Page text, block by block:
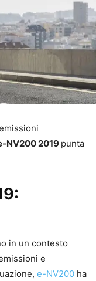
NV200 2019 punta
in un contesto
e
e-NV200 ha